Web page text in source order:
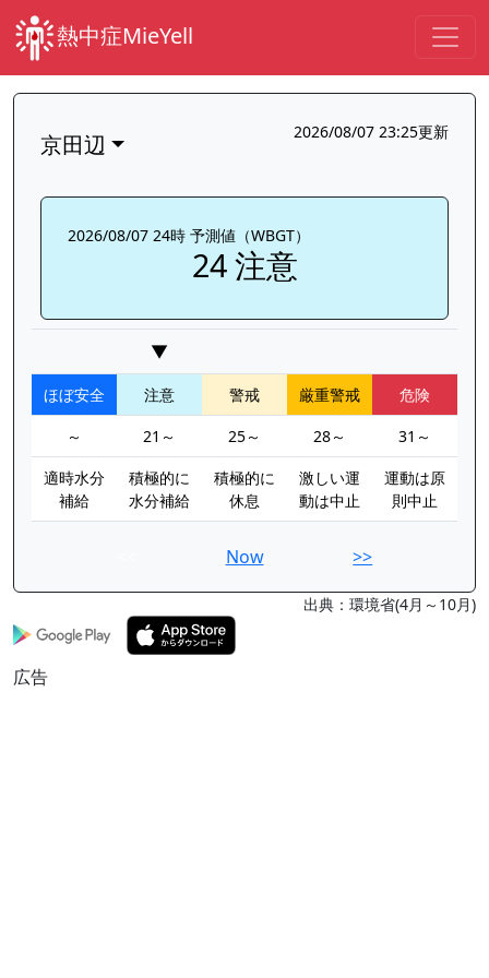
熱中症MieYell
京田辺 2026/08/07 23:25更新
2026/08/07 24時 予測値（WBGT）
24 注意
▼
ほぼ安全 注意 警戒 厳重警戒
危険
～
21～ 25～ 28～
31～
適時水分
補給
積極的に
水分補給
積極的に
休息
激しい運
動は中止
運動は原
則中止
Now >>
出典：環境省(4月～10月)
広告